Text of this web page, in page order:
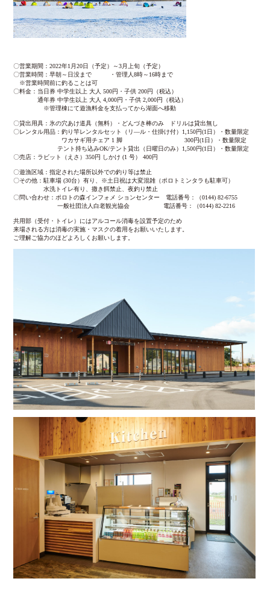
〇営業期間：2022年1月20日（予定）～3月上旬（予定）
〇営業時間：早朝～日没まで ・管理人8時～16時まで
※営業時間前に釣ることは可
〇料金：当日券 中学生以上 大人 500円・子供 200円（税込）
通年券 中学生以上 大人 4,000円・子供 2,000円（税込）
※管理棟にて遊漁料金を支払ってから湖面へ移動
〇貸出用具：氷の穴あけ道具（無料）・どんづき棒のみ ドリルは貸出無し
〇レンタル用品：釣り竿レンタルセット（リ―ル・仕掛け付）1,150円(1日）・数量限定
ワカサギ用チェア 1 脚 300円(1日）・数量限定
テント持ち込みOK/テント貸出（日曜日のみ）1,500円(1日）・数量限定
〇売店：ラビット（えさ）350円 しかけ (1 号） 400円
〇遊漁区域：指定された場所以外での釣り等は禁止
〇その他：駐車場 (30台）有り、※土日祝は大変混雑（ポロトミンタラも駐車可）
水洗トイレ有り、撒き餌禁止、夜釣り禁止
〇問い合わせ：ポロトの森インフォメ ションセンター 電話番号：（0144) 82-6755
一般社団法人白老観光協会 電話番号：（0144) 82-2216
共用部（受付・トイレ）にはアルコール消毒を設置予定のため
来場される方は消毒の実施・マスクの着用をお願いいたします。
ご理解ご協力のほどよろしくお願いします。